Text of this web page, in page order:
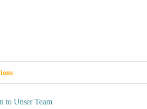
to Unser Team